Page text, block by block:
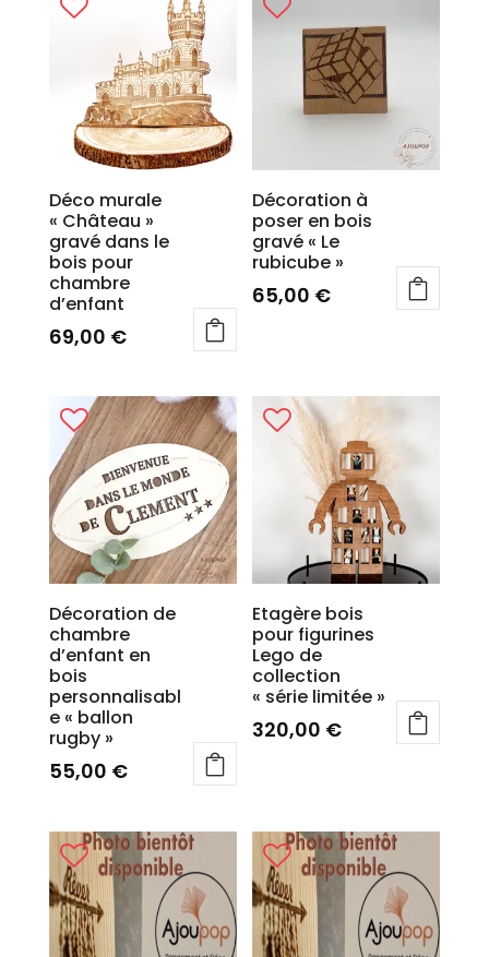
Déco murale
« Château »
gravé dans le
bois pour
chambre
d’enfant
69,00 €
Décoration à
poser en bois
gravé « Le
rubicube »
65,00 €
Décoration de
chambre
d’enfant en
bois
personnalisabl
e « ballon
rugby »
55,00 €
Etagère bois
pour figurines
Lego de
collection
« série limitée »
320,00 €